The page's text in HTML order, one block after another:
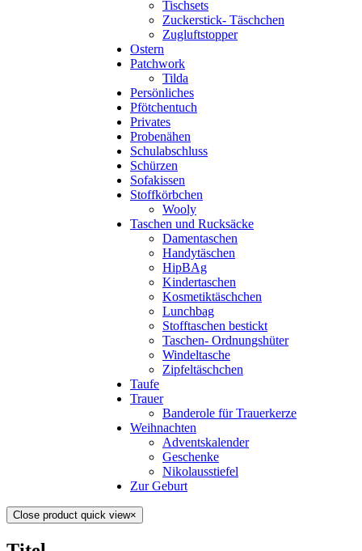
Tischsets
Zuckerstick- Täschchen
Zugluftstopper
Ostern
Patchwork
Tilda
Persönliches
Pfötchentuch
Privates
Probenähen
Schulabschluss
Schürzen
Sofakissen
Stoffkörbchen
Wooly
Taschen und Rucksäcke
Damentaschen
Handytäschen
HipBAg
Kindertaschen
Kosmetiktäschchen
Lunchbag
Stofftaschen bestickt
Taschen- Ordnungshüter
Windeltasche
Zipfeltäschchen
Taufe
Trauer
Banderole für Trauerkerze
Weihnachten
Adventskalender
Geschenke
Nikolausstiefel
Zur Geburt
Close product quick view×